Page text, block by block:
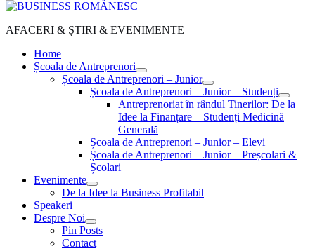
AFACERI & ȘTIRI & EVENIMENTE
Home
Școala de Antreprenori
Școala de Antreprenori – Junior
Școala de Antreprenori – Junior – Studenți
Antreprenoriat în rândul Tinerilor: De la
Idee la Finanțare – Studenți Medicină
Generală
Școala de Antreprenori – Junior – Elevi
Școala de Antreprenori – Junior – Preșcolari &
Școlari
Evenimente
De la Idee la Business Profitabil
Speakeri
Despre Noi
Pin Posts
Contact